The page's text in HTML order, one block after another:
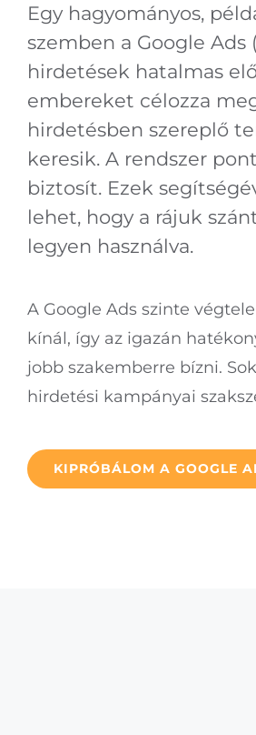
Egy hagyományos,
szemben a Google
hirdetések hatalmas
embereket célozza
hirdetésben szereplő
keresik. A rendszer
biztosít. Ezek
lehet, hogy a rájuk
legyen használva.
A Google Ads szinte
kínál, így az igazán
jobb szakemberre bízni.
hirdetési kampányai
KIPRÓBÁLOM A GOOGLE